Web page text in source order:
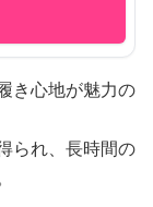
き心地が魅力の
られ、長時間の